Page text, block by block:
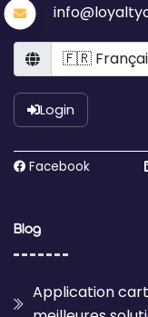
Language
Login
Facebook
Blog
Application